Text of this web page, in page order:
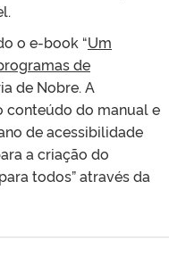
o e-book “Um
de
de Nobre. A
conteúdo do manual e
de acessibilidade
a criação do
todos” através da